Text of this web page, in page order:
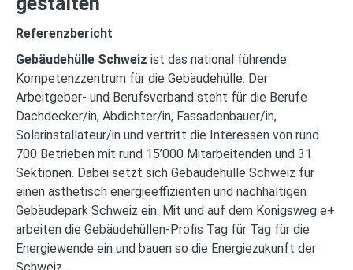
Referenzbericht
Gebäudehülle Schweiz ist das national führende
Kompetenzzentrum für die Gebäudehülle. Der
Arbeitgeber- und Berufsverband steht für die Berufe
Dachdecker/in, Abdichter/in, Fassadenbauer/in,
Solarinstallateur/in und vertritt die Interessen von rund
700 Betrieben mit rund 15’000 Mitarbeitenden und 31
Sektionen. Dabei setzt sich Gebäudehülle Schweiz für
einen ästhetisch energieeffizienten und nachhaltigen
Gebäudepark Schweiz ein. Mit und auf dem Königsweg e+
arbeiten die Gebäudehüllen-Profis Tag für Tag für die
Energiewende ein und bauen so die Energiezukunft der